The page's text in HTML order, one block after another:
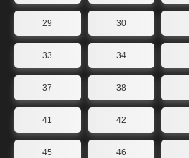
29 30
33 34
37 38
41 42
45 46